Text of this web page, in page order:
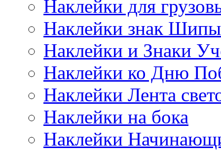
Наклейки для
Наклейки знак Шипы
Наклейки и Знаки
Наклейки ко Дню
Наклейки Лента
Наклейки на бока
Наклейки